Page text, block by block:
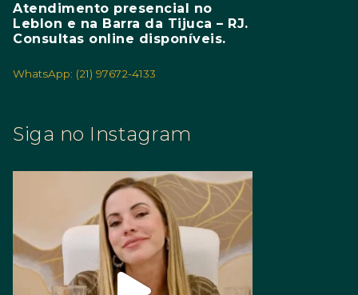
Atendimento presencial no
Leblon e na Barra da Tijuca – RJ.
Consultas online disponíveis.
WhatsApp: (21) 97672-4133
Siga no Instagram